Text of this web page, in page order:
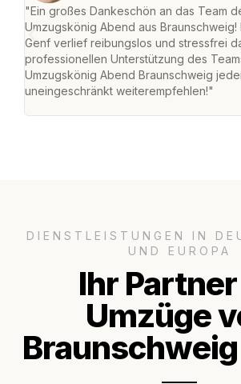
"Ein großes Dankeschön an das Team
Umzugskönig Abend aus Braunschweig!
Genf verlief reibungslos und stressfrei
professionellen Unterstützung des
Umzugskönig Abend Braunschweig
uneingeschränkt weiterempfehlen!"
DIENSTLEISTUNGEN IN
UND EUROPA
Ihr
Umzüge